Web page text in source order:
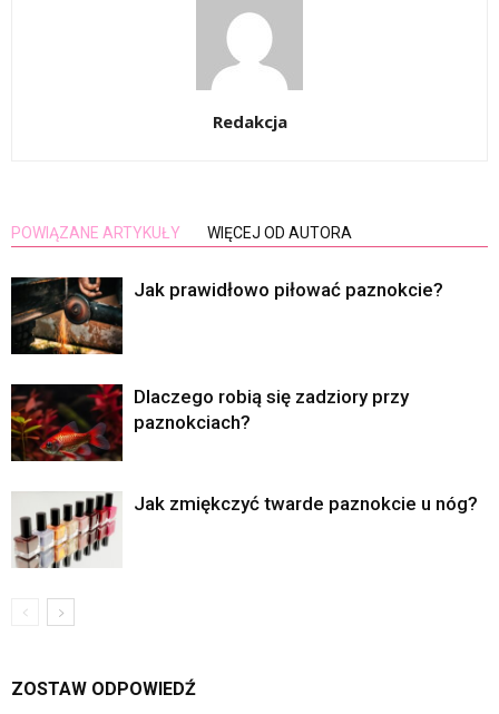
Redakcja
POWIĄZANE ARTYKUŁY WIĘCEJ OD AUTORA
Jak prawidłowo piłować paznokcie?
Dlaczego robią się zadziory przy
paznokciach?
Jak zmiękczyć twarde paznokcie u nóg?
ZOSTAW ODPOWIEDŹ